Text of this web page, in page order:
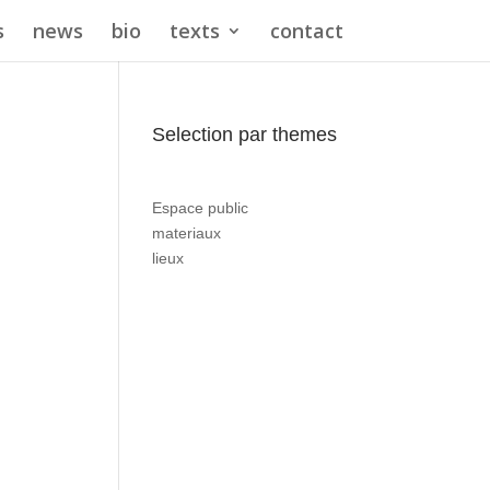
news bio texts contact
Selection par themes
Espace public
materiaux
lieux